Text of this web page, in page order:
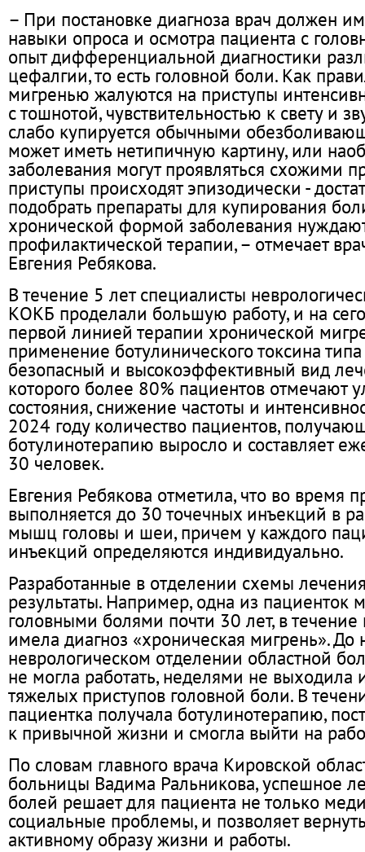
– При постановке диагноза врач должен
навыки опроса и осмотра пациента с
опыт дифференциальной диагностики
цефалгии, то есть головной боли. Как
мигренью жалуются на приступы
с тошнотой, чувствительностью к свету и
слабо купируется обычными
может иметь нетипичную картину, или
заболевания могут проявляться схожими
приступы происходят эпизодически -
подобрать препараты для купирования
хронической формой заболевания
профилактической терапии, – отмечает
Евгения Ребякова.
В течение 5 лет специалисты
КОКБ проделали большую работу, и на
первой линией терапии хронической
применение ботулинического токсина
безопасный и высокоэффективный вид
которого более 80% пациентов отмечают
состояния, снижение частоты и
2024 году количество пациентов,
ботулинотерапию выросло и составляет
30 человек.
Евгения Ребякова отметила, что во время
выполняется до 30 точечных инъекций в
мышц головы и шеи, причем у каждого
инъекций определяются индивидуально.
Разработанные в отделении схемы
результаты. Например, одна из пациенток
головными болями почти 30 лет, в
имела диагноз «хроническая мигрень». До
неврологическом отделении областной
не могла работать, неделями не выходила
тяжелых приступов головной боли. В
пациентка получала ботулинотерапию,
к привычной жизни и смогла выйти на
По словам главного врача Кировской
больницы Вадима Ральникова, успешное
болей решает для пациента не только
социальные проблемы, и позволяет
активному образу жизни и работы.